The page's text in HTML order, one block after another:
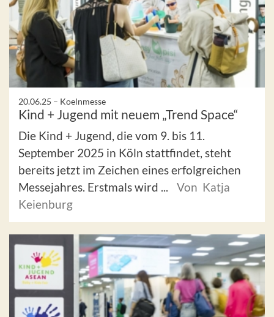
20.06.25 – Koelnmesse
Kind + Jugend mit neuem „Trend Space“
Die Kind + Jugend, die vom 9. bis 11.
September 2025 in Köln stattfindet, steht
bereits jetzt im Zeichen eines erfolgreichen
Messejahres. Erstmals wird ...
Von Katja
Keienburg